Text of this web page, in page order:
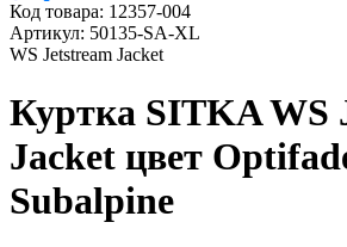
Код товара: 12357-004
Артикул: 50135-SA-XL
WS Jetstream Jacket
Куртка SITKA WS
Jacket цвет
Subalpine